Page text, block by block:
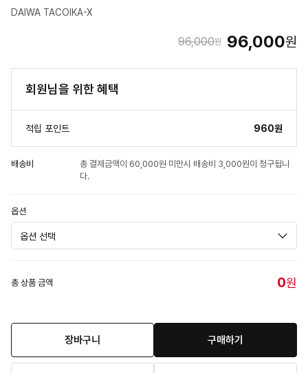
DAIWA TACOIKA-X
96,000원 96,000원
회원님을 위한 혜택
적립 포인트 960원
배송비
총 결제금액이 60,000원 미만시 배송비 3,000원이 청구됩니
다.
옵션
총 상품 금액 0원
장바구니 구매하기